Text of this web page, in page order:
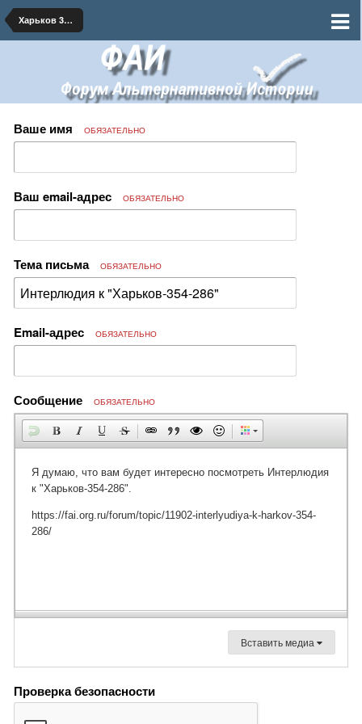
Харьков 354-286
Ваше имя ОБЯЗАТЕЛЬНО
Ваш email-адрес ОБЯЗАТЕЛЬНО
Тема письма ОБЯЗАТЕЛЬНО
Email-адрес ОБЯЗАТЕЛЬНО
Сообщение ОБЯЗАТЕЛЬНО
Вставить медиа
Проверка безопасности